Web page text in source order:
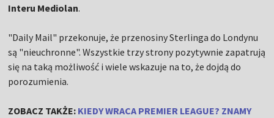
Interu Mediolan.
"Daily Mail" przekonuje, że przenosiny Sterlinga do Londynu
są "nieuchronne". Wszystkie trzy strony pozytywnie zapatrują
się na taką możliwość i wiele wskazuje na to, że dojdą do
porozumienia.
ZOBACZ TAKŻE: KIEDY WRACA PREMIER LEAGUE? ZNAMY